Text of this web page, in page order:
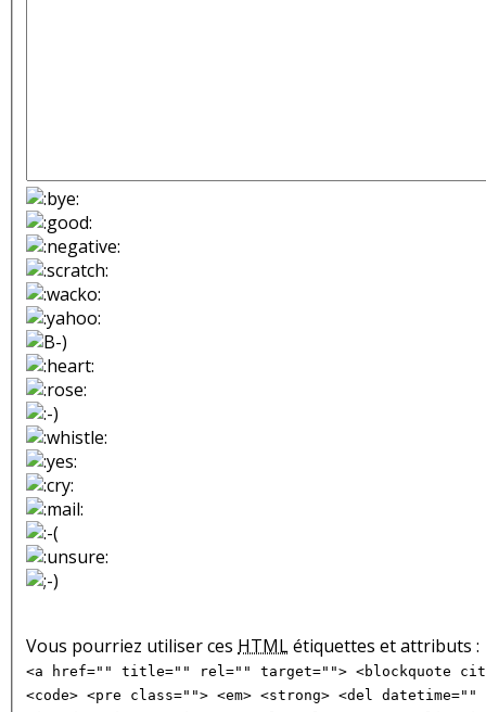
Vous pourriez utiliser ces HTMLétiquettes et attributs :
<a href="" title="" rel="" target=""> <blockquote
<code> <pre class=""> <em> <strong> <del